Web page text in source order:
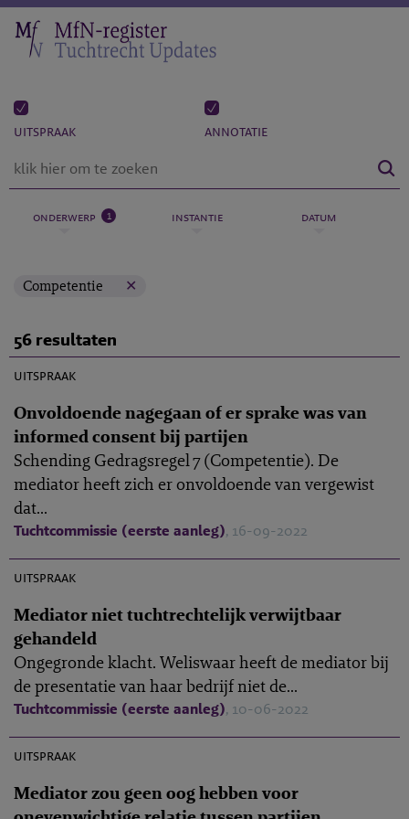
uitspraak annotatie
onderwerp 1 instantie datum
Competentie
56 resultaten
uitspraak
Onvoldoende nagegaan of er sprake was van
informed consent bij partijen
Schending Gedragsregel 7 (Competentie). De
mediator heeft zich er onvoldoende van vergewist
dat...
Tuchtcommissie (eerste aanleg), 16-09-2022
uitspraak
Mediator niet tuchtrechtelijk verwijtbaar
gehandeld
Ongegronde klacht. Weliswaar heeft de mediator bij
de presentatie van haar bedrijf niet de...
Tuchtcommissie (eerste aanleg), 10-06-2022
uitspraak
Mediator zou geen oog hebben voor